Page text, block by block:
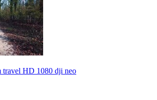
travel HD 1080 dji neo